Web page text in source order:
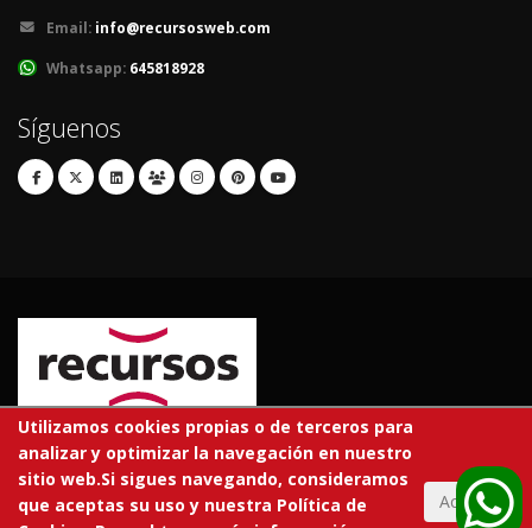
Email: info@recursosweb.com
Whatsapp: 645818928
Síguenos
© 2026 RECURSOS EDUCATIVOS S.L.
Todos los derechos reservados.
Utilizamos cookies propias o de terceros para
analizar y optimizar la navegación en nuestro
sitio web.Si sigues navegando, consideramos
que aceptas su uso y nuestra Política de
Aceptar